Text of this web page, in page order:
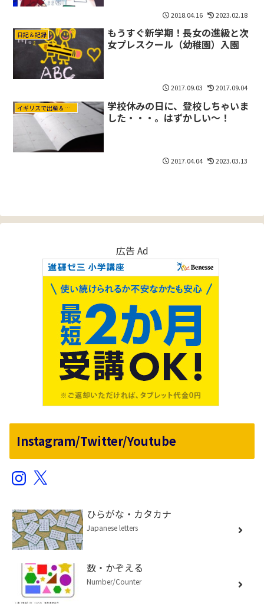
2018.04.16 2023.02.18
日記＆記録
もうすぐ新学期！長女の進級と次
女プレスクール（幼稚園）入園
2017.09.03 2017.09.04
イギリスで出産＆育児
学校休みの日に、登校しちゃいま
した・・・。はずかしい～！
2017.04.04 2023.03.13
広告 Ad
Instagram/Twitter/Youtube
Instagram
X
ひらがな・カタカナ
Japanese letters
数・かぞえる
Number/Counter